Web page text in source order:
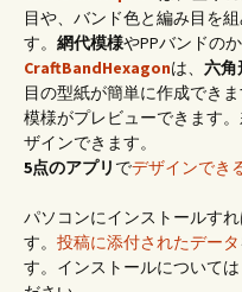
目や、バンド色と編み目を
す。 網代模様やPPバンドの
CraftBandHexagonは、 六角
目の型紙が簡単に作成でき
模様がプレビューできます
ザインできます。
5点のアプリ でデザインでき
パソコンにインストールす
す。 投稿に添付されたデータ
す。インストールについて